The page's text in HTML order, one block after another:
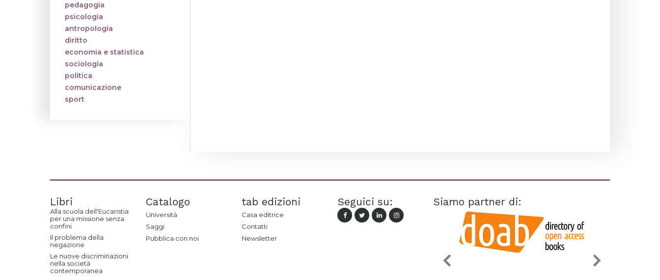
pedagogia
psicologia
antropologia
diritto
economia e statistica
sociologia
politica
comunicazione
sport
Libri
Alla scuola dell'Eucaristia
per una missione senza
confini
Il problema della
negazione
Le nuove discriminazioni
nella società
contemporanea
Catalogo
Università
Saggi
Pubblica con noi
tab edizioni
Casa editrice
Contatti
Newsletter
Seguici su: Siamo partner di: